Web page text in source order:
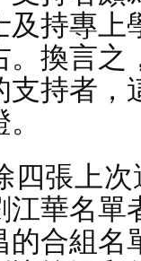
及持專上
。換言之
支持者
四張上
江華名單
的合組名